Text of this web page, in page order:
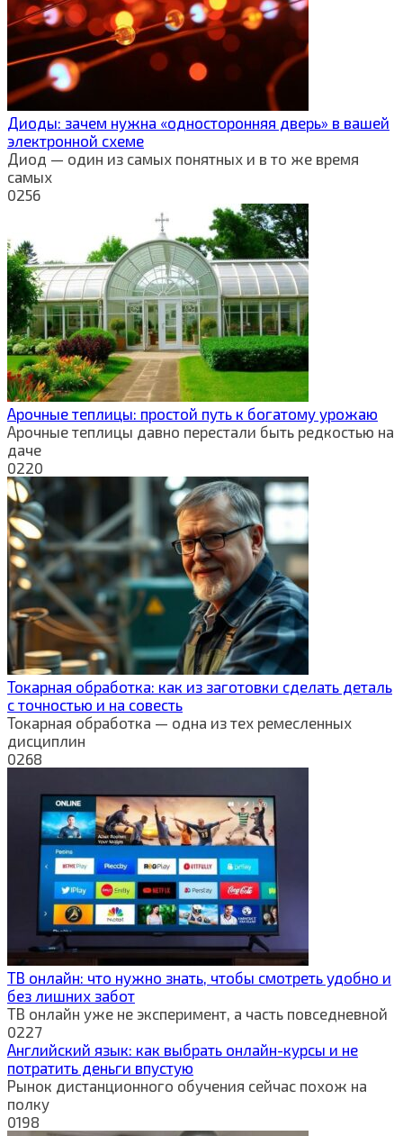
Диоды: зачем нужна «односторонняя дверь» в вашей
электронной схеме
Диод — один из самых понятных и в то же время
самых
0256
Арочные теплицы: простой путь к богатому урожаю
Арочные теплицы давно перестали быть редкостью на
даче
0220
Токарная обработка: как из заготовки сделать деталь
с точностью и на совесть
Токарная обработка — одна из тех ремесленных
дисциплин
0268
ТВ онлайн: что нужно знать, чтобы смотреть удобно и
без лишних забот
ТВ онлайн уже не эксперимент, а часть повседневной
0227
Английский язык: как выбрать онлайн-курсы и не
потратить деньги впустую
Рынок дистанционного обучения сейчас похож на
полку
0198